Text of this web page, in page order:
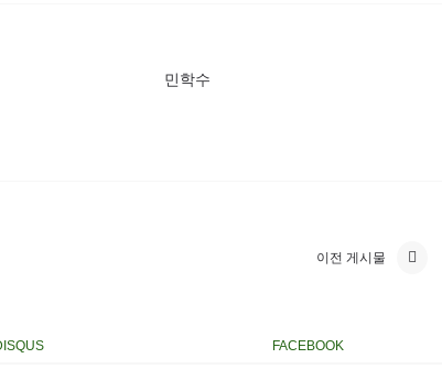
민학수
이전 게시물
FACEBOOK